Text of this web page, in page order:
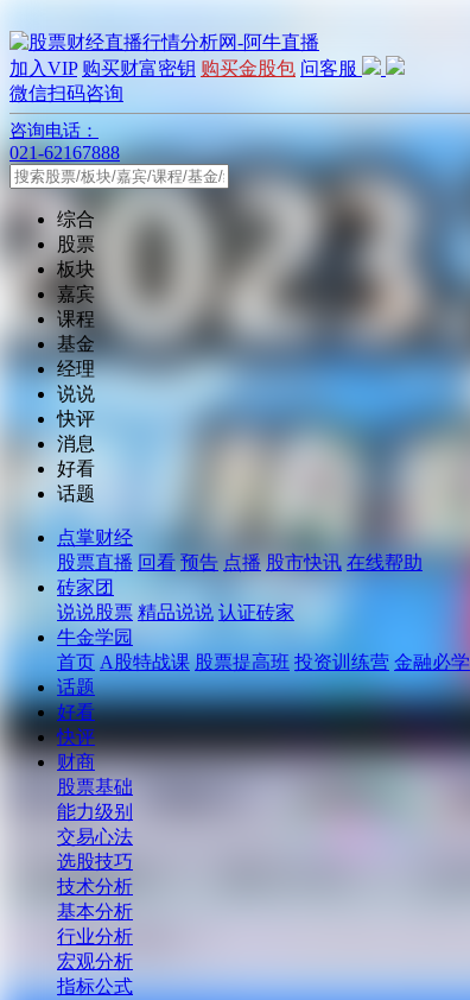
加入VIP 购买财富密钥 购买金股包 问客服
微信扫码咨询
咨询电话：
021-62167888
综合
股票
板块
嘉宾
课程
基金
经理
说说
快评
消息
好看
话题
点掌财经
股票直播 回看 预告 点播 股市快讯 在线帮助
砖家团
说说股票 精品说说 认证砖家
牛金学园
首页 A股特战课 股票提高班 投资训练营 金融必学
话题
好看
快评
财商
股票基础
能力级别
交易心法
选股技巧
技术分析
基本分析
行业分析
宏观分析
指标公式